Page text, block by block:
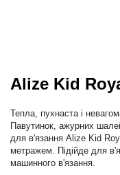
Alize Kid
Тепла, пухнаста і
Павутинок, ажурних
для в'язання Alize Kid
метражем. Підійде для
машинного в'язання.